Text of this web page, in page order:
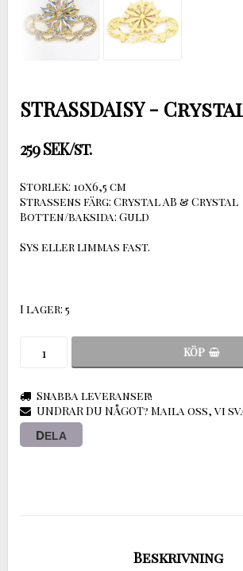
STRASSDAISY -
259 SEK/st.
Storlek: 10x6,5 cm
Strassens färg: Crystal AB & Crystal
Botten/baksida: Guld
Sys eller limmas fast.
I lager: 5
KÖP
Snabba leveranser!
UNDRAR DU NÅGOT? Maila oss, vi
DELA
Beskrivning